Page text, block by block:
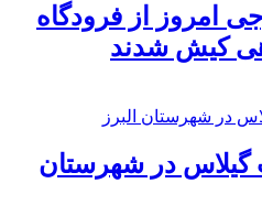
امروز از فرودگاه
کیش شدند
گیلاس در شهرستان